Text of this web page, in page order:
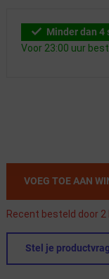
Minder dan 4
Voor 23:00 uur
VOEG TOE AAN
Recent besteld door
Stel je